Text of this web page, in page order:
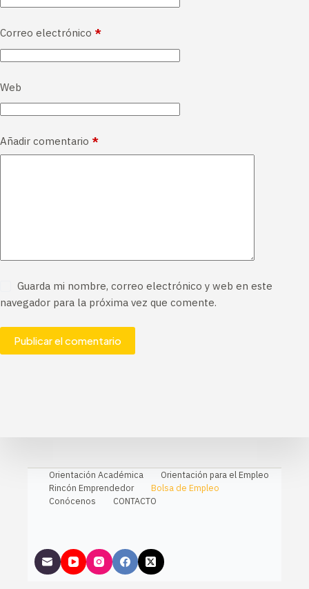
Correo electrónico *
Web
Añadir comentario *
Guarda mi nombre, correo electrónico y web en este
navegador para la próxima vez que comente.
Publicar el comentario
a
t
v
e
:
Orientación Académica
Orientación para el Empleo
Rincón Emprendedor
Bolsa de Empleo
Conócenos
CONTACTO